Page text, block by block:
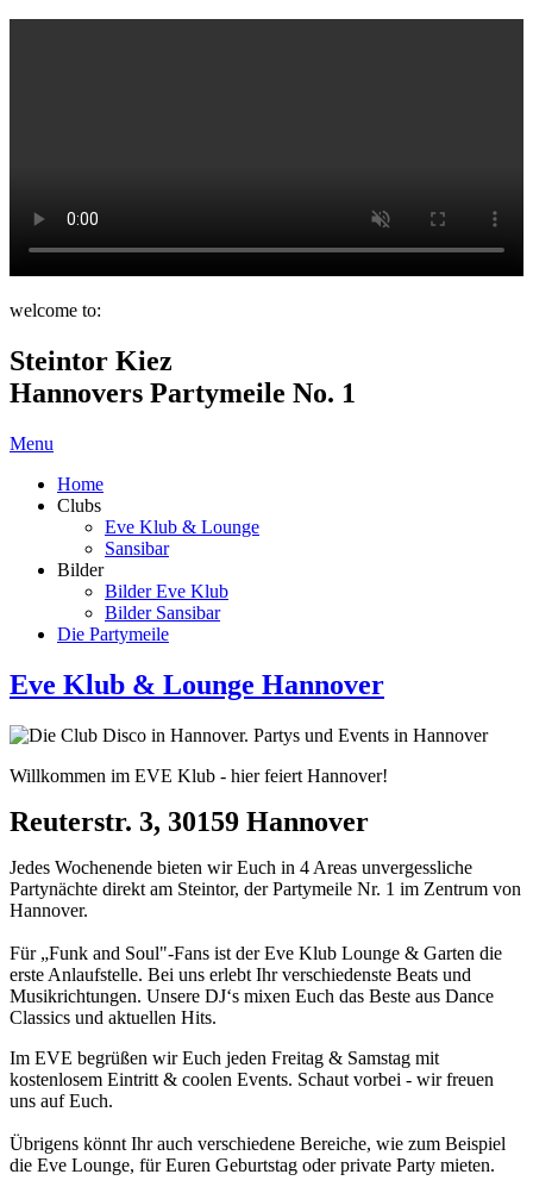
welcome to:
Steintor Kiez
Hannovers Partymeile No. 1
Menu
Home
Clubs
Eve Klub & Lounge
Sansibar
Bilder
Bilder Eve Klub
Bilder Sansibar
Die Partymeile
Eve Klub & Lounge Hannover
Willkommen im EVE Klub - hier feiert Hannover!
Reuterstr. 3, 30159 Hannover
Jedes Wochenende bieten wir Euch in 4 Areas unvergessliche
Partynächte direkt am Steintor, der Partymeile Nr. 1 im Zentrum von
Hannover.
Für „Funk and Soul"-Fans ist der Eve Klub Lounge & Garten die
erste Anlaufstelle. Bei uns erlebt Ihr verschiedenste Beats und
Musikrichtungen. Unsere DJ‘s mixen Euch das Beste aus Dance
Classics und aktuellen Hits.
Im EVE begrüßen wir Euch jeden Freitag & Samstag mit
kostenlosem Eintritt & coolen Events. Schaut vorbei - wir freuen
uns auf Euch.
Übrigens könnt Ihr auch verschiedene Bereiche, wie zum Beispiel
die Eve Lounge, für Euren Geburtstag oder private Party mieten.